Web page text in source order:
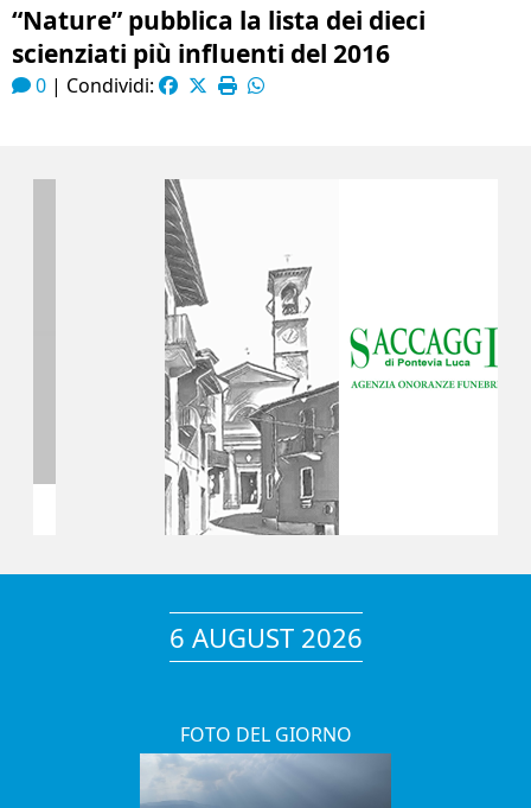
“Nature” pubblica la lista dei dieci
scienziati più influenti del 2016
0 | Condividi:
6 AUGUST 2026
FOTO DEL GIORNO